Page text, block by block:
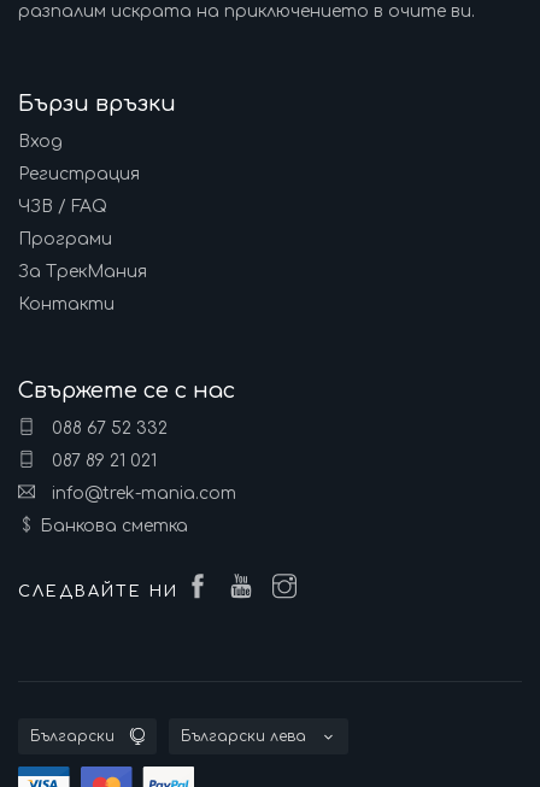
разпалим искрата на приключението в очите ви.
Бързи връзки
Вход
Регистрация
ЧЗВ / FAQ
Програми
За ТрекМания
Контакти
Свържете се с нас
088 67 52 332
087 89 21 021
info@trek-mania.com
Банкова сметка
СЛЕДВАЙТЕ НИ